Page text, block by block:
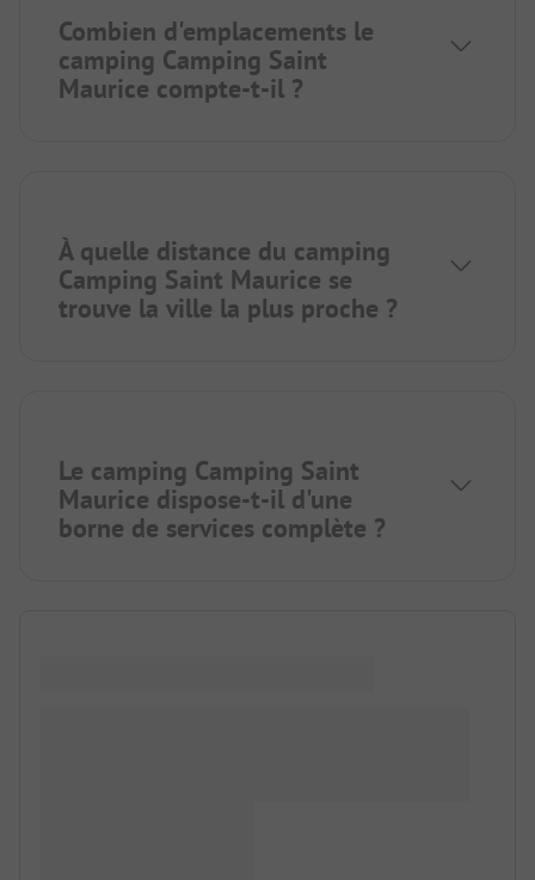
Combien d'emplacements le
camping Camping Saint
Maurice compte-t-il ?
À quelle distance du camping
Camping Saint Maurice se
trouve la ville la plus proche ?
Le camping Camping Saint
Maurice dispose-t-il d'une
borne de services complète ?